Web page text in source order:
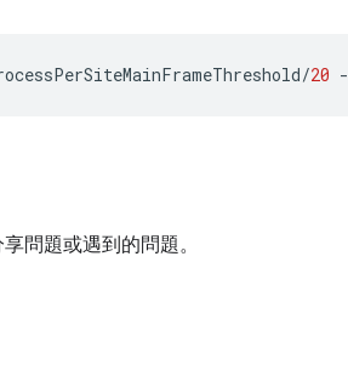
/20 -
問題或遇到的問題。